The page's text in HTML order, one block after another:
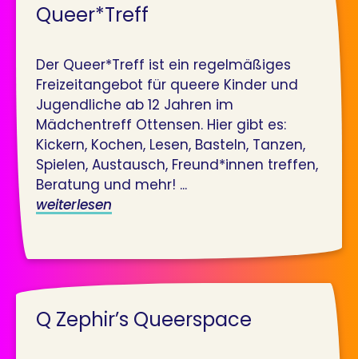
Queer*Treff
Der Queer*Treff ist ein regelmäßiges
Freizeitangebot für queere Kinder und
Jugendliche ab 12 Jahren im
Mädchentreff Ottensen. Hier gibt es:
Kickern, Kochen, Lesen, Basteln, Tanzen,
Spielen, Austausch, Freund*innen treffen,
Beratung und mehr! ...
weiterlesen
Q Zephir’s Queerspace